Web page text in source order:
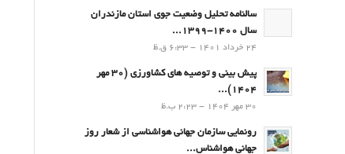
سالنامه تحلیل وضعیت جوی استان مازندران
سال 1400-1399...
24 خرداد 1401 - 6:33 ق.ظ
پیش بینی و توصیه های کشاورزی (30 مهر
۱۴۰۴)...
30 مهر 1404 - 2:23 ب.ظ
رونمایی سازمان جهانی هواشناسی از شعار روز
جهانی هواشناس...